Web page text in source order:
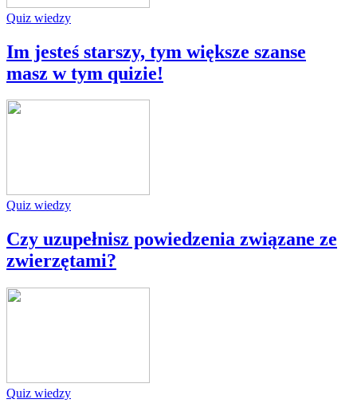
Quiz wiedzy
Im jesteś starszy, tym większe szanse
masz w tym quizie!
Quiz wiedzy
Czy uzupełnisz powiedzenia związane ze
zwierzętami?
Quiz wiedzy